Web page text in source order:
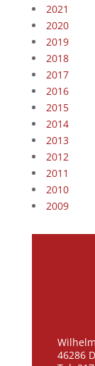
2021
2020
2019
2018
2017
2016
2015
2014
2013
2012
2011
2010
2009
46286